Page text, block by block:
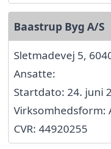
Baastrup Byg A/S
Sletmadevej 5,
Ansatte:
Startdato: 24. juni
Virksomhedsform:
CVR: 44920255